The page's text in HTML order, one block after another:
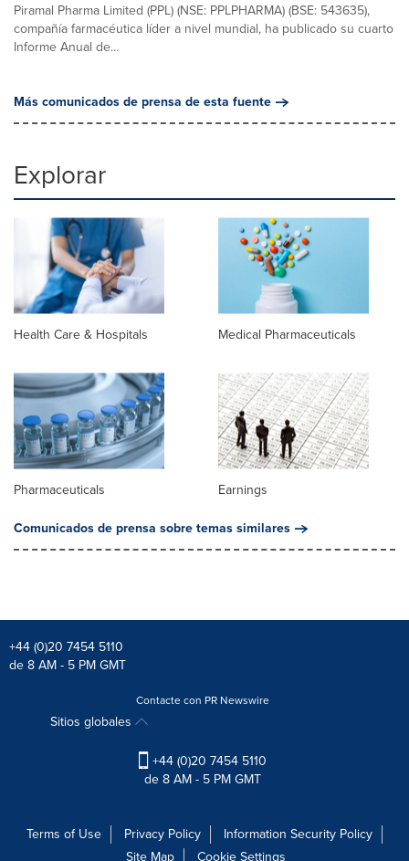
Piramal Pharma Limited (PPL) (NSE: PPLPHARMA) (BSE: 543635),
compañía farmacéutica líder a nivel mundial, ha publicado su cuarto
Informe Anual de...
Más comunicados de prensa de esta fuente
Explorar
Health Care & Hospitals Medical Pharmaceuticals
Pharmaceuticals
Earnings
Comunicados de prensa sobre temas similares
+44 (0)20 7454 5110
de 8 AM - 5 PM GMT
Contacte con PR Newswire
Sitios globales
+44 (0)20 7454 5110
de 8 AM - 5 PM GMT
Terms of Use Privacy Policy
Information Security Policy